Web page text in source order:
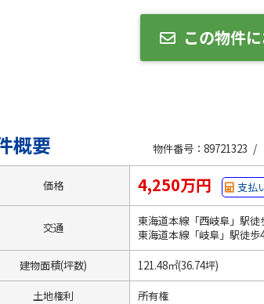
この物件
概要 物件番号：89721323 /
価格 4,250万円 支払
交通
東海道本線「西岐阜」駅徒
東海道本線「岐阜」駅徒歩
建物面積(坪数) 121.48㎡(36.74坪)
土地権利 所有権